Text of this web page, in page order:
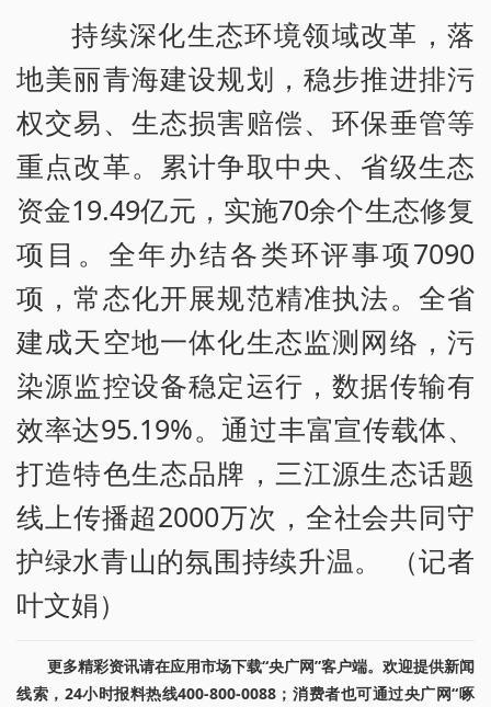
持续深化生态环境领域改革，落
地美丽青海建设规划，稳步推进排污
权交易、生态损害赔偿、环保垂管等
重点改革。累计争取中央、省级生态
资金19.49亿元，实施70余个生态修复
项目。全年办结各类环评事项7090
项，常态化开展规范精准执法。全省
建成天空地一体化生态监测网络，污
染源监控设备稳定运行，数据传输有
效率达95.19%。通过丰富宣传载体、
打造特色生态品牌，三江源生态话题
线上传播超2000万次，全社会共同守
护绿水青山的氛围持续升温。 （记者
叶文娟）
更多精彩资讯请在应用市场下载“央广网”客户端。欢迎提供新闻
线索，24小时报料热线400-800-0088；消费者也可通过央广网“啄